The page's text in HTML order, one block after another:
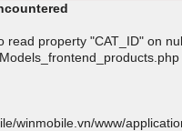
read property "CAT_ID" on
winmobile.vn/www/